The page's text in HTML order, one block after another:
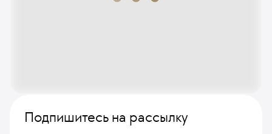
Подпишитесь на рассылку